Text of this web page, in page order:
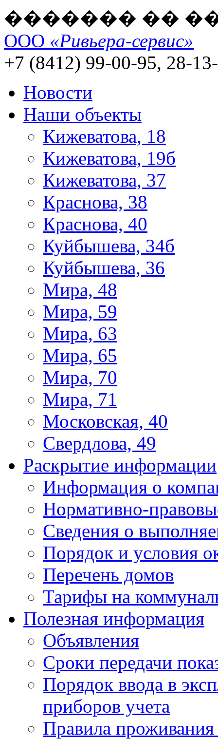
������� ��
ООО «Ривьера-сервис»
+7 (8412) 99-00-95, 28-
Новости
Наши объекты
Кижеватова, 18
Кижеватова, 19б
Кижеватова, 37
Краснова, 38
Краснова, 40
Куйбышева, 34б
Куйбышева, 36
Мира, 48
Мира, 59
Мира, 63
Мира, 65
Мира, 70
Мира, 71
Московская, 40
Свердлова, 49
Раскрытие информации
Информация о
Нормативно-
Сведения о
Порядок и условия
Перечень домов
Тарифы на
Полезная информация
Объявления
Сроки передачи
Порядок ввода в
приборов учета
Правила